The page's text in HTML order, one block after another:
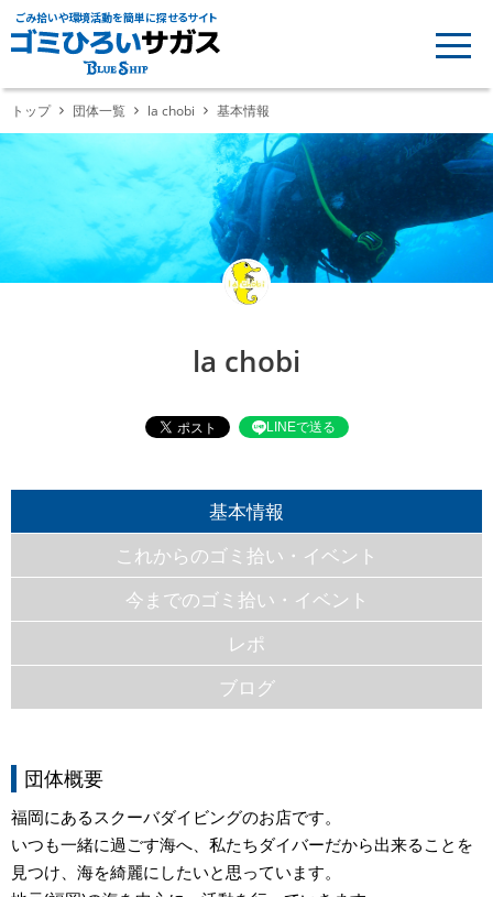
ごみ拾いや環境活動を簡単に探せるサイト
トップ 団体一覧 la chobi 基本情報
la chobi
LINEで送る
基本情報
これからのゴミ拾い・イベント
今までのゴミ拾い・イベント
レポ
ブログ
団体概要
福岡にあるスクーバダイビングのお店です。
いつも一緒に過ごす海へ、私たちダイバーだから出来ることを
見つけ、海を綺麗にしたいと思っています。